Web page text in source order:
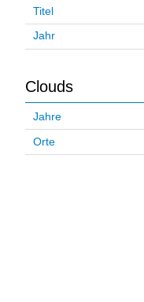
Titel
Jahr
Clouds
Jahre
Orte